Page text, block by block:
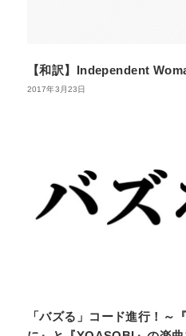
【和訳】Independent
2017年3月23日
「バズる」コード進行！～